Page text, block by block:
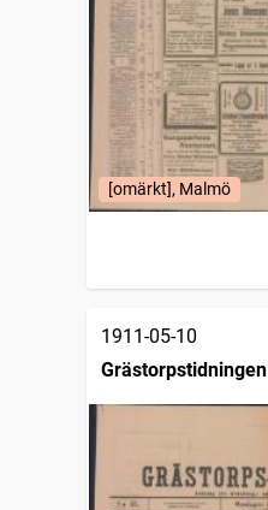
[omärkt], Malmö
1911-05-10
Grästorpstidningen